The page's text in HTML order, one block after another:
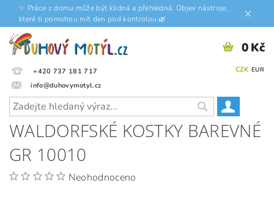
✨ Práce z domu může být klidná a přehledná. Objev nástroje,
které ti pomohou mít den pod kontrolou.🌿
+420 737 181 717
info@duhovymotyl.cz
CZK EUR
0 Kč
WALDORFSKÉ KOSTKY BAREVNÉ
GR 10010
Neohodnoceno